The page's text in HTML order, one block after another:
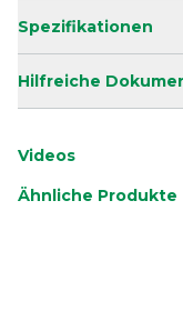
Spezifikationen
Hilfreiche
Videos
Ähnliche Produkte